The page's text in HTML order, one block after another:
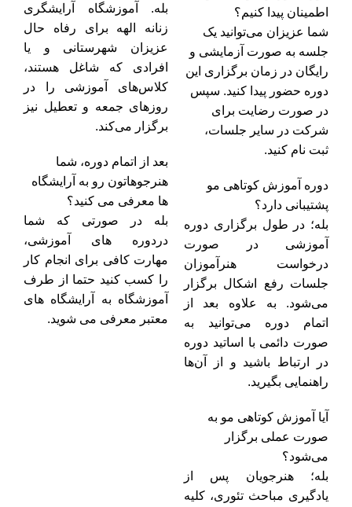
اطمینان پیدا کنیم؟
شما عزیزان می‌توانید یک
جلسه به صورت آزمایشی و
رایگان در زمان برگزاری این
دوره حضور پیدا کنید. سپس
در صورت رضایت برای
شرکت در سایر جلسات،
ثبت نام کنید.
دوره آموزش کوتاهی مو
پشتیبانی دارد؟
بله؛ در طول برگزاری دوره
آموزشی در صورت
درخواست هنرآموزان
جلسات رفع اشکال برگزار
می‌شود. به علاوه بعد از
اتمام دوره می‌توانید به
صورت دائمی با اساتید دوره
در ارتباط باشید و از آن‌ها
راهنمایی بگیرید.
آیا آموزش کوتاهی مو به
صورت عملی برگزار
می‌شود؟
بله؛ هنرجویان پس از
یادگیری مباحث تئوری، کلیه
بله. آموزشگاه آرایشگری
زنانه الهه برای رفاه حال
عزیزان شهرستانی و یا
افرادی که شاغل هستند،‌
کلاس‌های آموزشی را در
روزهای جمعه و تعطیل نیز
برگزار می‌کند.
بعد از اتمام دوره، شما
هنرجوهاتون رو به آرایشگاه
ها معرفی می کنید؟
بله در صورتی که شما
دردوره های آموزشی،
مهارت کافی برای انجام کار
را کسب کنید حتما از طرف
آموزشگاه به آرایشگاه های
معتبر معرفی می شوید.